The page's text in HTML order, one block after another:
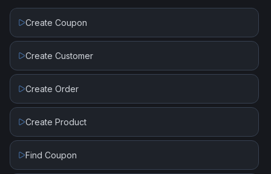
Create Coupon
Create Customer
Create Order
Create Product
Find Coupon